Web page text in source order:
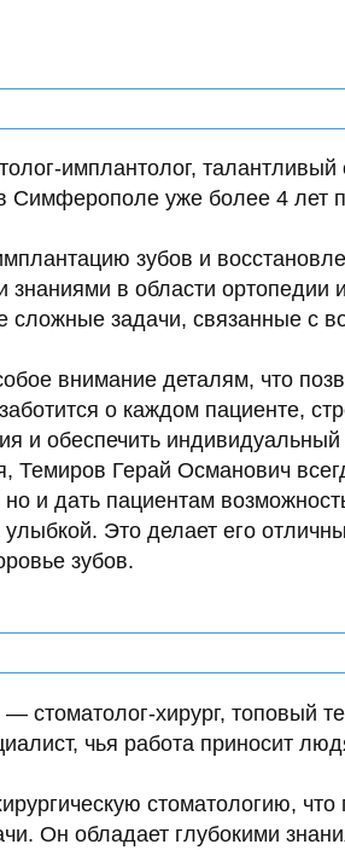
имплантолог, талантливый
Симферополе уже более 4 лет
зубов и
в области ортопедии
задачи, связанные с
внимание деталям, что
о каждом пациенте,
и обеспечить
Темиров Герай Османович
и дать пациентам
Это делает его
зубов.
— стоматолог-хирург, топовый
чья работа приносит
стоматологию, что
Он обладает глубокими